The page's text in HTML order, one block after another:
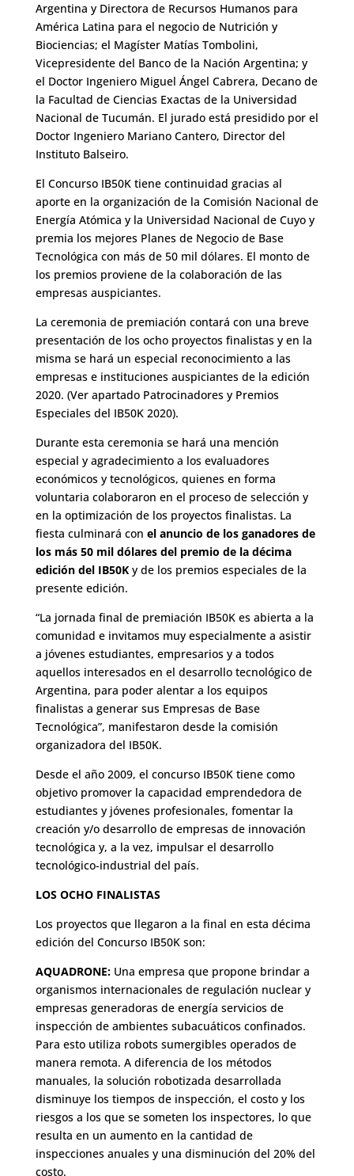
Argentina y Directora de Recursos Humanos para
América Latina para el negocio de Nutrición y
Biociencias; el Magíster Matías Tombolini,
Vicepresidente del Banco de la Nación Argentina; y
el Doctor Ingeniero Miguel Ángel Cabrera, Decano de
la Facultad de Ciencias Exactas de la Universidad
Nacional de Tucumán. El jurado está presidido por el
Doctor Ingeniero Mariano Cantero, Director del
Instituto Balseiro.
El Concurso IB50K tiene continuidad gracias al
aporte en la organización de la Comisión Nacional de
Energía Atómica y la Universidad Nacional de Cuyo y
premia los mejores Planes de Negocio de Base
Tecnológica con más de 50 mil dólares. El monto de
los premios proviene de la colaboración de las
empresas auspiciantes.
La ceremonia de premiación contará con una breve
presentación de los ocho proyectos finalistas y en la
misma se hará un especial reconocimiento a las
empresas e instituciones auspiciantes de la edición
2020. (Ver apartado Patrocinadores y Premios
Especiales del IB50K 2020).
Durante esta ceremonia se hará una mención
especial y agradecimiento a los evaluadores
económicos y tecnológicos, quienes en forma
voluntaria colaboraron en el proceso de selección y
en la optimización de los proyectos finalistas. La
fiesta culminará con el anuncio de los ganadores de
los más 50 mil dólares del premio de la décima
edición del IB50Ky de los premios especiales de la
presente edición.
“La jornada final de premiación IB50K es abierta a la
comunidad e invitamos muy especialmente a asistir
a jóvenes estudiantes, empresarios y a todos
aquellos interesados en el desarrollo tecnológico de
Argentina, para poder alentar a los equipos
finalistas a generar sus Empresas de Base
Tecnológica”, manifestaron desde la comisión
organizadora del IB50K.
Desde el año 2009, el concurso IB50K tiene como
objetivo promover la capacidad emprendedora de
estudiantes y jóvenes profesionales, fomentar la
creación y/o desarrollo de empresas de innovación
tecnológica y, a la vez, impulsar el desarrollo
tecnológico-industrial del país.
LOS OCHO FINALISTAS
Los proyectos que llegaron a la final en esta décima
edición del Concurso IB50K son:
AQUADRONE: Una empresa que propone brindar a
organismos internacionales de regulación nuclear y
empresas generadoras de energía servicios de
inspección de ambientes subacuáticos confinados.
Para esto utiliza robots sumergibles operados de
manera remota. A diferencia de los métodos
manuales, la solución robotizada desarrollada
disminuye los tiempos de inspección, el costo y los
riesgos a los que se someten los inspectores, lo que
resulta en un aumento en la cantidad de
inspecciones anuales y una disminución del 20% del
costo.